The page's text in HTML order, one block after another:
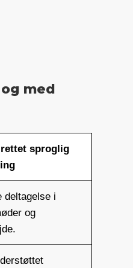
med
sproglig
deltagelse i
og